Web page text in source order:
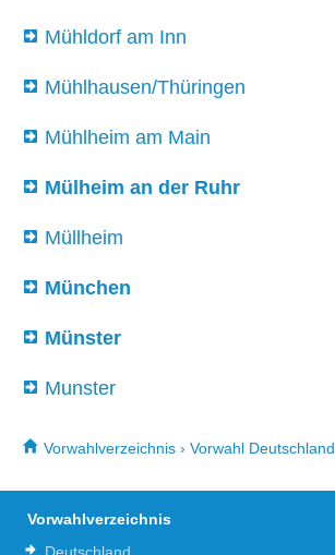
Mühldorf am Inn
Mühlhausen/Thüringen
Mühlheim am Main
Mülheim an der Ruhr
Müllheim
München
Münster
Munster
Vorwahlverzeichnis › Vorwahl Deutschland
Vorwahlverzeichnis
Deutschland